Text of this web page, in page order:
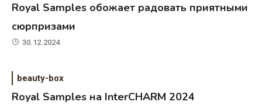
Royal Samples обожает радовать приятными
сюрпризами
30.12.2024
beauty-box
Royal Samples на InterCHARM 2024